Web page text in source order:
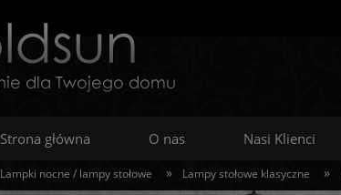
Strona główna O nas Nasi Klienci
Lampki nocne / lampy stołowe » Lampy stołowe klasyczne »